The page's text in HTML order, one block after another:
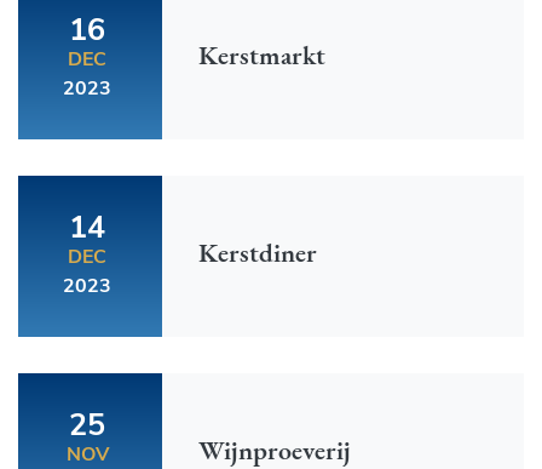
16
DEC
2023
Kerstmarkt
14
DEC
2023
Kerstdiner
25
NOV
Wijnproeverij